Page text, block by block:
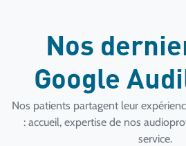
Nos
Google
Nos patients partagent leur
: accueil, expertise de nos
service.